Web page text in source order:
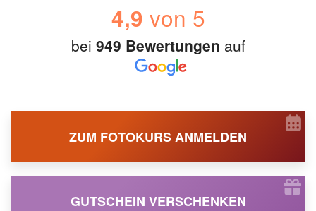
4,9 von 5
bei 949 Bewertungen auf
ZUM FOTOKURS ANMELDEN
GUTSCHEIN VERSCHENKEN